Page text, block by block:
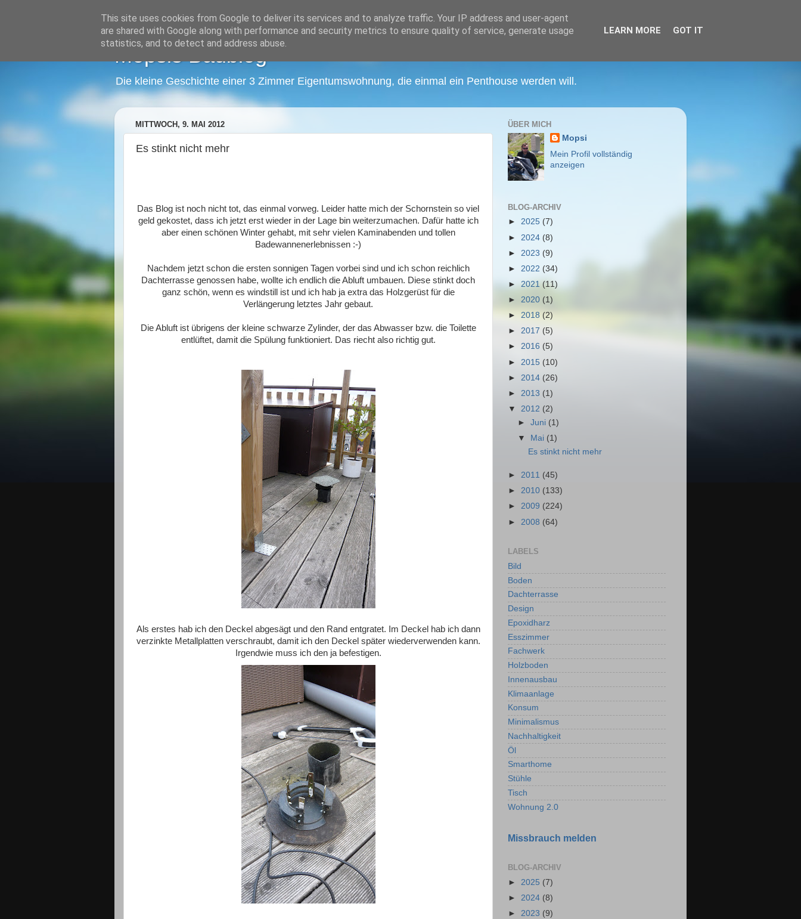
Mopsis Baublog
Die kleine Geschichte einer 3 Zimmer Eigentumswohnung, die einmal ein Penthouse werden will.
MITTWOCH, 9. MAI 2012
Es stinkt nicht mehr
Das Blog ist noch nicht tot, das einmal vorweg. Leider hatte mich der Schornstein so viel
geld gekostet, dass ich jetzt erst wieder in der Lage bin weiterzumachen. Dafür hatte ich
aber einen schönen Winter gehabt, mit sehr vielen Kaminabenden und tollen
Badewannenerlebnissen :-)
Nachdem jetzt schon die ersten sonnigen Tagen vorbei sind und ich schon reichlich
Dachterrasse genossen habe, wollte ich endlich die Abluft umbauen. Diese stinkt doch
ganz schön, wenn es windstill ist und ich hab ja extra das Holzgerüst für die
Verlängerung letztes Jahr gebaut.
Die Abluft ist übrigens der kleine schwarze Zylinder, der das Abwasser bzw. die Toilette
entlüftet, damit die Spülung funktioniert. Das riecht also richtig gut.
Als erstes hab ich den Deckel abgesägt und den Rand entgratet. Im Deckel hab ich dann
verzinkte Metallplatten verschraubt, damit ich den Deckel später wiederverwenden kann.
Irgendwie muss ich den ja befestigen.
ÜBER MICH
Mopsi
Mein Profil vollständig
anzeigen
BLOG-ARCHIV
► 2025 (7)
► 2024 (8)
► 2023 (9)
► 2022 (34)
► 2021 (11)
► 2020 (1)
► 2018 (2)
► 2017 (5)
► 2016 (5)
► 2015 (10)
► 2014 (26)
► 2013 (1)
▼ 2012 (2)
►Juni (1)
▼
Mai (1)
Es stinkt nicht mehr
► 2011 (45)
► 2010 (133)
► 2009 (224)
► 2008 (64)
LABELS
Bild
Boden
Dachterrasse
Design
Epoxidharz
Esszimmer
Fachwerk
Holzboden
Innenausbau
Klimaanlage
Konsum
Minimalismus
Nachhaltigkeit
Öl
Smarthome
Stühle
Tisch
Wohnung 2.0
Missbrauch melden
BLOG-ARCHIV
► 2025 (7)
► 2024 (8)
► 2023 (9)
This site uses cookies from Google to deliver its services and to analyze traffic. Your IP address and user-agent
are shared with Google along with performance and security metrics to ensure quality of service, generate usage
statistics, and to detect and address abuse.
LEARN MORE GOT IT